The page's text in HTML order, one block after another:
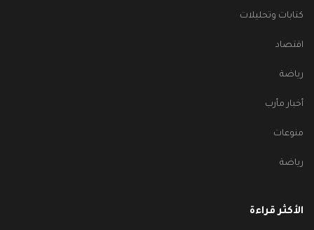
كتابات وتحليلات
اقتصاد
رياضة
أخبار مأرب
منوعات
رياضة
الأكثر قراءة